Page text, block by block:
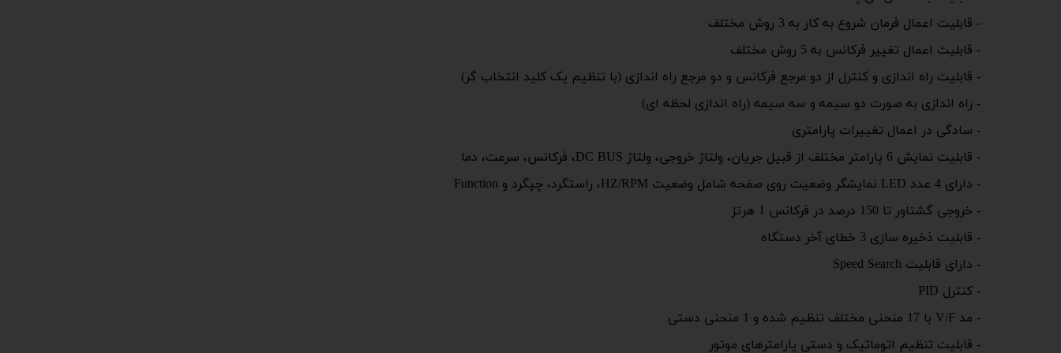
- قابلیت اعمال فرمان شروع به کار به 3 روش مختلف
- قابلیت اعمال تغییر فرکانس به 5 روش مختلف
- قابلیت راه اندازی و کنترل از دو مرجع فرکانس و دو مرجع راه اندازی (با تنظیم یک کلید انتخاب گر)
- راه اندازی به صورت دو سیمه و سه سیمه (راه اندازی لحظه ای)
- سادگی در اعمال تغییرات پارامتری
- قابلیت نمایش 6 پارامتر مختلف از قبیل جریان، ولتاژ خروجی، ولتاژ DC BUS، فرکانس، سرعت، دما
- دارای 4 عدد LED نمایشگر وضعیت روی صفحه شامل وضعیت HZ/RPM، راستگرد، چپگرد و Function
- خروجی گشتاور تا 150 درصد در فرکانس 1 هرتز
- قابلیت ذخیره سازی 3 خطای آخر دستگاه
- دارای قابلیت Speed Search
- کنترل PID
- مد V/F با 17 منحنی مختلف تنظیم شده و 1 منحنی دستی
- قابلیت تنظیم اتوماتیک و دستی پارامترهای موتور